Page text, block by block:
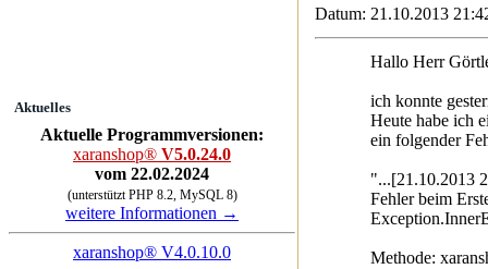
Aktuelles
Aktuelle Programmversionen:
xaranshop® V5.0.24.0
vom 22.02.2024
(unterstützt PHP 8.2, MySQL 8)
weitere Informationen →
xaranshop® V4.0.10.0
Datum: 21.10.2013
Hallo Herr
ich konnte
Heute habe ich
ein folgender
"...[21.10.2013
Fehler beim
Methode: